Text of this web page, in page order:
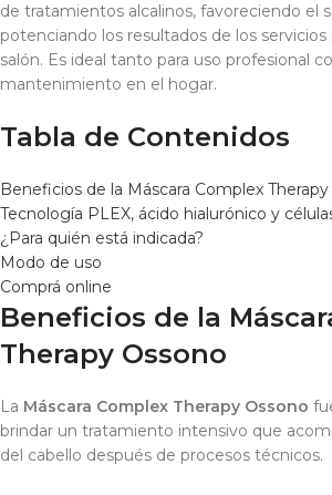
de tratamientos alcalinos, favoreciendo el
potenciando los resultados de los servicios
salón. Es ideal tanto para uso profesional
mantenimiento en el hogar.
Tabla de Contenidos
Beneficios de la Máscara Complex
Tecnología PLEX, ácido hialurónico y
¿Para quién está indicada?
Modo de uso
Comprá online
Beneficios de la
Therapy Ossono
La Máscara Complex Therapy Ossono
brindar un tratamiento intensivo que
del cabello después de procesos técnicos.